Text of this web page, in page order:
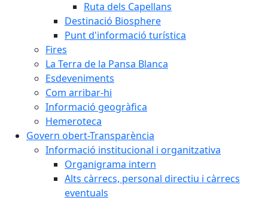
Ruta dels Capellans
Destinació Biosphere
Punt d'informació turística
Fires
La Terra de la Pansa Blanca
Esdeveniments
Com arribar-hi
Informació geogràfica
Hemeroteca
Govern obert-Transparència
Informació institucional i organitzativa
Organigrama intern
Alts càrrecs, personal directiu i càrrecs
eventuals